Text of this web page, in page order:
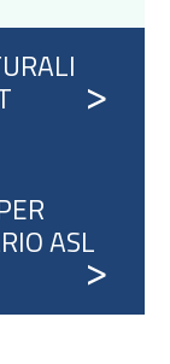
ASL